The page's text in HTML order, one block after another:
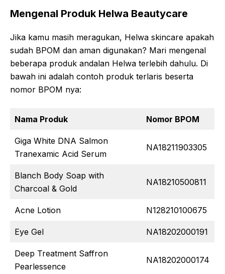
Mengenal Produk Helwa Beautycare
Jika kamu masih meragukan, Helwa skincare apakah
sudah BPOM dan aman digunakan? Mari mengenal
beberapa produk andalan Helwa terlebih dahulu. Di
bawah ini adalah contoh produk terlaris beserta
nomor BPOM nya:
Nama Produk Nomor BPOM
Giga White DNA Salmon
Tranexamic Acid Serum
NA18211903305
Blanch Body Soap with
Charcoal & Gold
NA18210500811
Acne Lotion N128210100675
Eye Gel NA18202000191
Deep Treatment Saffron
Pearlessence
NA18202000174